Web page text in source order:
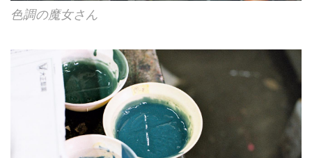
色調の魔女さん